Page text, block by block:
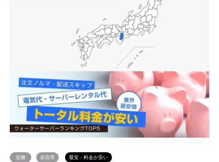
近畿 奈良県
最安・料金が安い